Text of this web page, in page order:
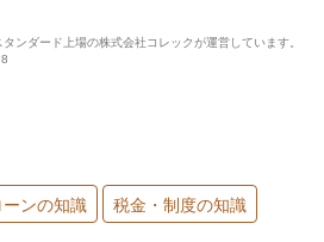
ンダード上場の株式会社コレックが運営しています。
ンの知識 税金・制度の知識